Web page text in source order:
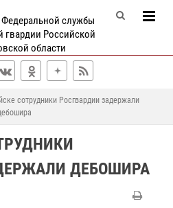
Федеральной службы
гвардии Российской
области
сотрудники Росгвардии задержали
ДЕБОШИРА